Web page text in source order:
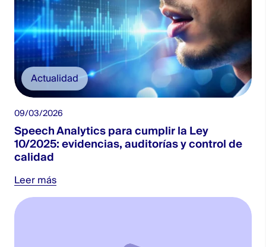
Actualidad
09/03/2026
Speech Analytics para cumplir la Ley
10/2025: evidencias, auditorías y control de
calidad
Leer más